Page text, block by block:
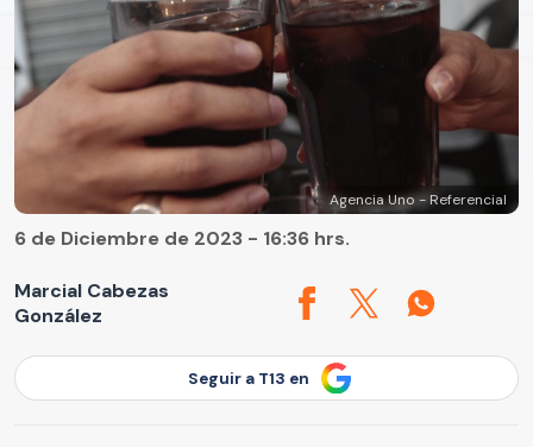
Agencia Uno - Referencial
Marcial Cabezas
González
6 de Diciembre de 2023 - 16:36 hrs.
Seguir a T13 en